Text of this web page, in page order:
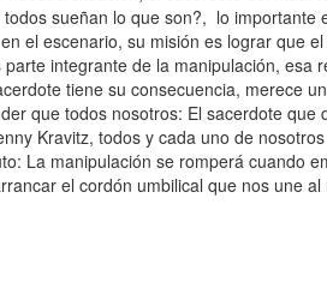
sueñan lo que son?, lo importante
el escenario, su misión es lograr que
integrante de la manipulación, esa
tiene su consecuencia, merece
que todos nosotros: El sacerdote que
Kravitz, todos y cada uno de
La manipulación se romperá cuando
el cordón umbilical que nos une al